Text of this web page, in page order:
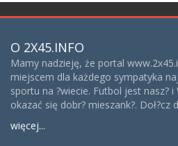
O 2X45.INFO
Mamy nadzieję, że portal
miejscem dla każdego sympatyka
sportu na ?wiecie. Futbol jest nasz? i
okazać się dobr? mieszank?. Doł?cz
więcej...